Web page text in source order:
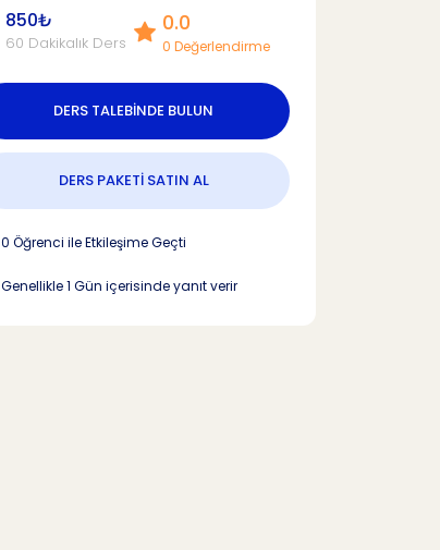
850₺
60 Dakikalık Ders
0.0
0 Değerlendirme
DERS TALEBİNDE BULUN
DERS PAKETİ SATIN AL
0 Öğrenci ile Etkileşime Geçti
Genellikle 1 Gün içerisinde yanıt verir